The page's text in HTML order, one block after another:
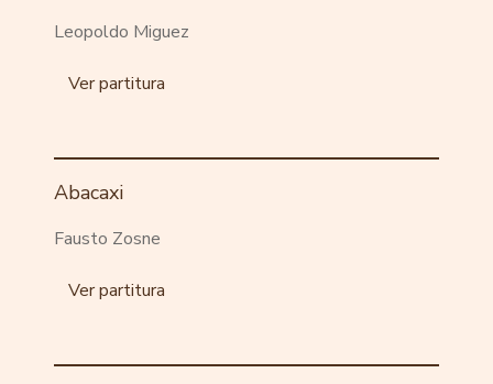
Leopoldo Miguez
Ver partitura
Abacaxi
Fausto Zosne
Ver partitura